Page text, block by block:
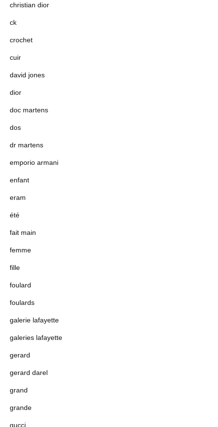
christian dior
ck
crochet
cuir
david jones
dior
doc martens
dos
dr martens
emporio armani
enfant
eram
été
fait main
femme
fille
foulard
foulards
galerie lafayette
galeries lafayette
gerard
gerard darel
grand
grande
gucci